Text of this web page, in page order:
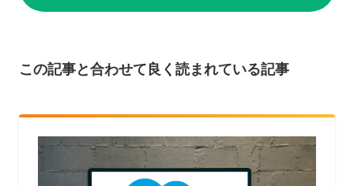
この記事と合わせて良く読まれている記事